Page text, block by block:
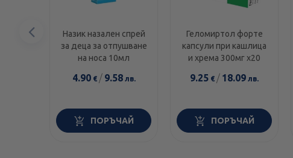
Назик назален спрей
за деца за отпушване
на носа 10мл
4.90€ / 9.58лв.
ПОРЪЧАЙ
Геломиртол форте
капсули при кашлица
и хрема 300мг х20
9.25 € / 18.09 лв.
ПОРЪЧАЙ
Предишен
елемент